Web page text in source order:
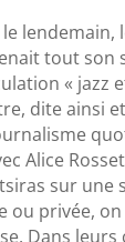
le
tout son
« jazz
dite ainsi
Alice
sur une
privée, on
Dans leurs